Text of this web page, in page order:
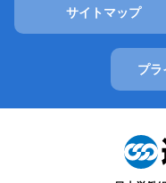
サイトマップ
プラ